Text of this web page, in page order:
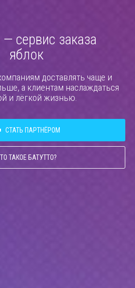
— сервис заказа
пиццы
доставлять чаще и
а клиентам наслаждаться
и лёгкой жизнью.
СТАТЬ ПАРТНЁРОМ
ТАКОЕ БАТУТТО?